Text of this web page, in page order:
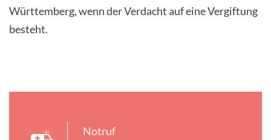
Württemberg, wenn der Verdacht auf eine Vergiftung
besteht.
Notruf